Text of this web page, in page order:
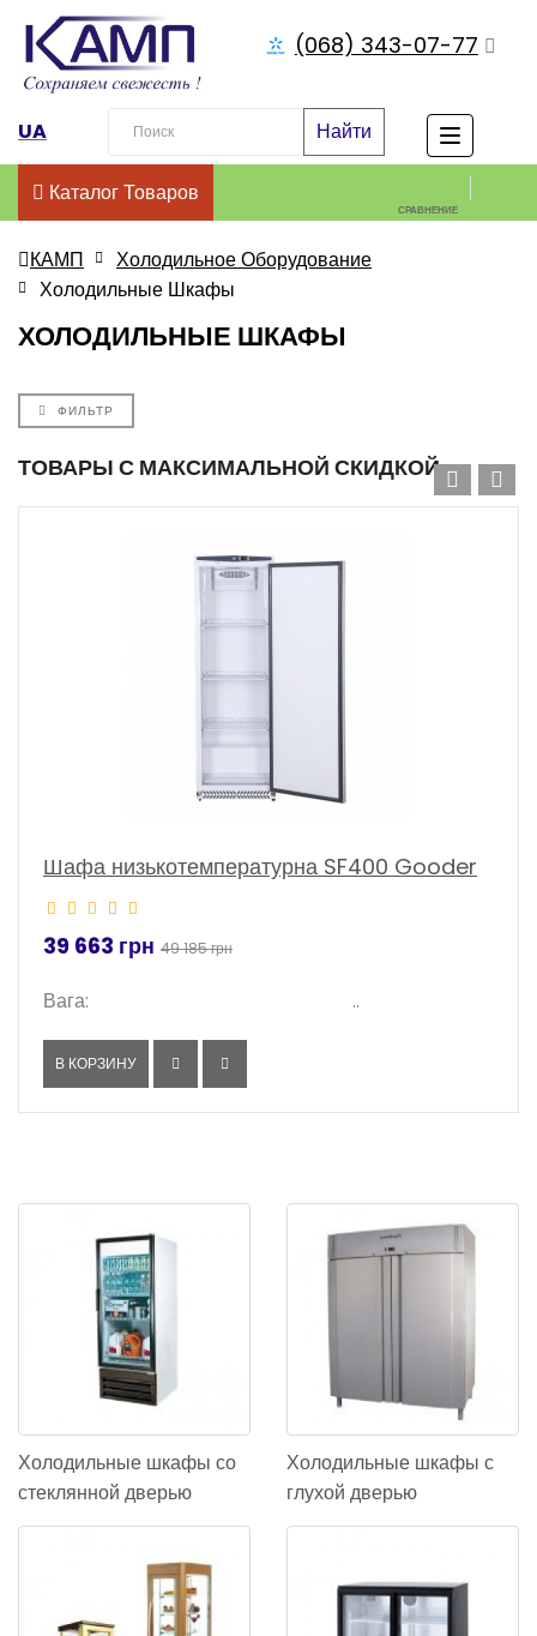
(068) 343-07-77
UA Найти
СРАВНЕНИЕ
Каталог Товаров
КАМП
Холодильное Оборудование
Холодильные Шкафы
ХОЛОДИЛЬНЫЕ ШКАФЫ
ФИЛЬТР
ТОВАРЫ С МАКСИМАЛЬНОЙ СКИДКОЙ
Шафа низькотемпературна SF400 Gooder
39 663 грн 49 185 грн
Вага: ..
В КОРЗИНУ
Холодильные шкафы со
стеклянной дверью
Холодильные шкафы с
глухой дверью